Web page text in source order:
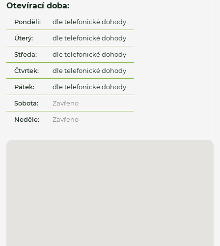
Otevírací doba:
Pondělí: dle telefonické dohody
Úterý: dle telefonické dohody
Středa: dle telefonické dohody
Čtvrtek: dle telefonické dohody
Pátek: dle telefonické dohody
Sobota: Zavřeno
Neděle: Zavřeno